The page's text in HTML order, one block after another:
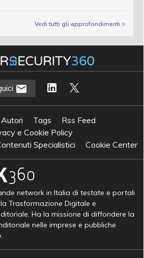
Vedi tutti gli approfondimenti >
Autori Tags
Rss Feed
e Cookie Policy
Specialistici
Cookie Center
network in Italia di testate e portali
Trasformazione Digitale e
Ha la missione di diffondere la
nelle imprese e pubbliche